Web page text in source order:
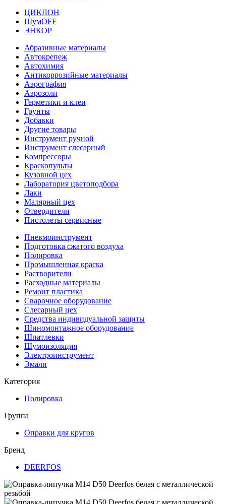
ЦИКЛОН
ШумOFF
ЭНКОР
Абразивные материалы
Автокрепеж
Автохимия
Антикоррозийные материалы
Аэрография
Аэрозоли
Герметики и клеи
Грунты
Добавки
Другие товары
Инструмент ручной
Инструмент слесарный
Компрессоры
Краскопульты
Кузовной цех
Лаборатория цветоподбора
Лаки
Малярный цех
Отвердители
Пистолеты сервисные
Пневмоинструмент
Подготовка сжатого воздуха
Полировка
Промышленная краска
Растворители
Расходные материалы
Ремонт пластика
Сварочное оборудование
Слесарный цех
Средства индивидуальной защиты
Шиномонтажное оборудование
Шпатлевки
Шумоизоляция
Электроинструмент
Эмали
Категория
Полировка
Группа
Оправки для кругов
Бренд
DEERFOS